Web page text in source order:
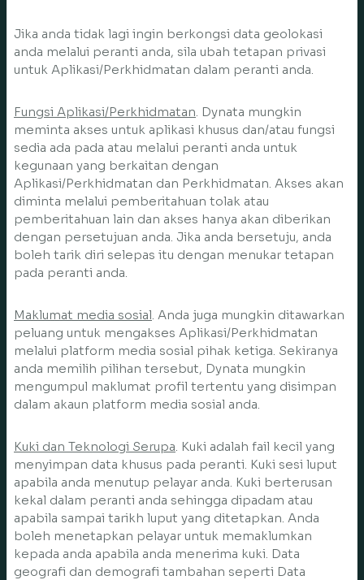
Jika anda tidak lagi ingin berkongsi data geolokasi
anda melalui peranti anda, sila ubah tetapan privasi
untuk Aplikasi/Perkhidmatan dalam peranti anda.
Fungsi Aplikasi/Perkhidmatan. Dynata mungkin
meminta akses untuk aplikasi khusus dan/atau fungsi
sedia ada pada atau melalui peranti anda untuk
kegunaan yang berkaitan dengan
Aplikasi/Perkhidmatan dan Perkhidmatan. Akses akan
diminta melalui pemberitahuan tolak atau
pemberitahuan lain dan akses hanya akan diberikan
dengan persetujuan anda. Jika anda bersetuju, anda
boleh tarik diri selepas itu dengan menukar tetapan
pada peranti anda.
Maklumat media sosial. Anda juga mungkin ditawarkan
peluang untuk mengakses Aplikasi/Perkhidmatan
melalui platform media sosial pihak ketiga. Sekiranya
anda memilih pilihan tersebut, Dynata mungkin
mengumpul maklumat profil tertentu yang disimpan
dalam akaun platform media sosial anda.
Kuki dan Teknologi Serupa. Kuki adalah fail kecil yang
menyimpan data khusus pada peranti. Kuki sesi luput
apabila anda menutup pelayar anda. Kuki berterusan
kekal dalam peranti anda sehingga dipadam atau
apabila sampai tarikh luput yang ditetapkan. Anda
boleh menetapkan pelayar untuk memaklumkan
kepada anda apabila anda menerima kuki. Data
geografi dan demografi tambahan seperti Data